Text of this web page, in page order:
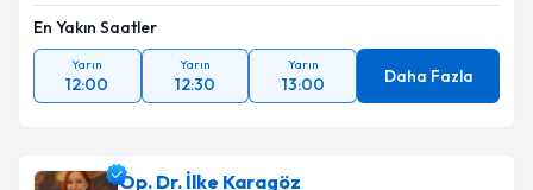
En Yakın Saatler
Yarın
12:00
Yarın
12:30
Yarın
13:00 Daha Fazla
Op. Dr. İlke Karagöz